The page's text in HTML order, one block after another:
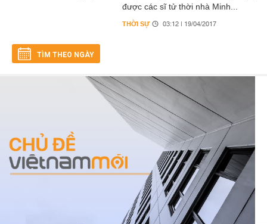
được các sĩ tử thời nhà Minh...
THỜI SỰ 03:12 | 19/04/2017
TÌM THEO NGÀY